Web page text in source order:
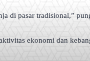
di pasar tradisional,”
ekonomi dan